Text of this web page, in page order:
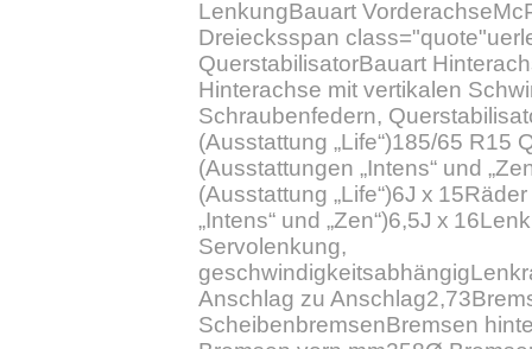
LenkungBauart
Dreiecksspan
QuerstabilisatorBauart
Hinterachse mit vertikalen
Schraubenfedern,
(Ausstattung „Life“)185/65 R15
(Ausstattungen „Intens“ und
(Ausstattung „Life“)6J x
„Intens“ und „Zen“)6,5J x
Servolenkung,
Anschlag zu
ScheibenbremsenBremsen